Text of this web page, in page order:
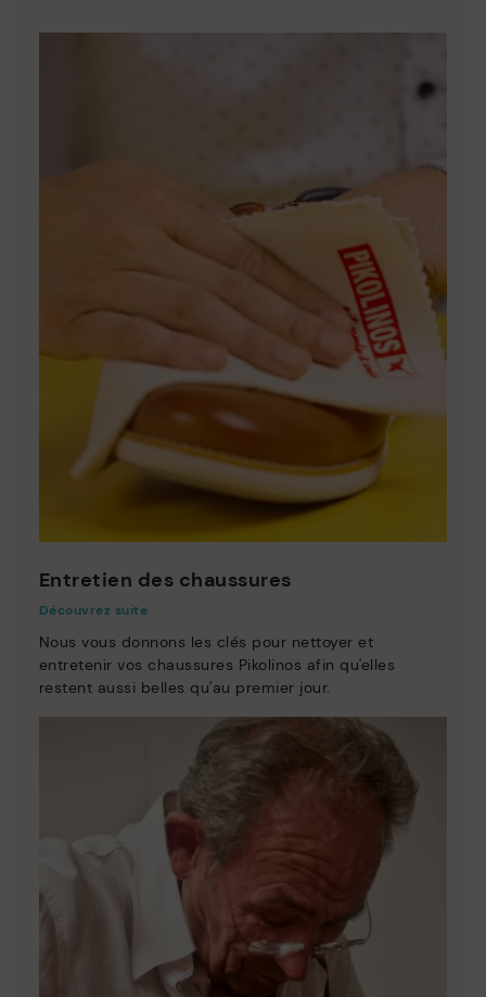
Entretien des chaussures
Découvrez suite
Nous vous donnons les clés pour nettoyer et
entretenir vos chaussures Pikolinos afin qu'elles
restent aussi belles qu'au premier jour.